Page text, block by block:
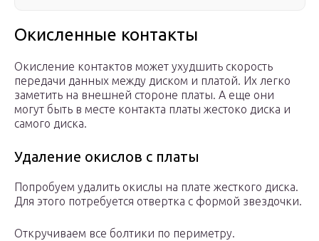
Окисленные контакты
Окисление контактов может ухудшить скорость
передачи данных между диском и платой. Их легко
заметить на внешней стороне платы. А еще они
могут быть в месте контакта платы жестоко диска и
самого диска.
Удаление окислов с платы
Попробуем удалить окислы на плате жесткого диска.
Для этого потребуется отвертка с формой звездочки.
Откручиваем все болтики по периметру.